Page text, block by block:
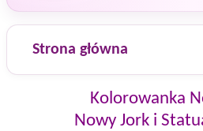
Strona główna
Kolorowanka
Nowy Jork i